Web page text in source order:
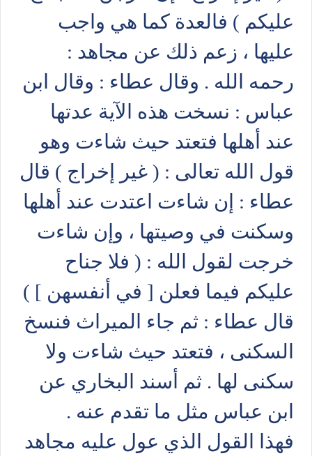
عليكم ) فالعدة كما هي واجب
عليها ، زعم ذلك عن مجاهد :
رحمه الله . وقال عطاء : وقال ابن
عباس : نسخت هذه الآية عدتها
عند أهلها فتعتد حيث شاءت وهو
قول الله تعالى : ( غير إخراج ) قال
عطاء : إن شاءت اعتدت عند أهلها
وسكنت في وصيتها ، وإن شاءت
خرجت لقول الله : ( فلا جناح
عليكم فيما فعلن [ في أنفسهن ] )
قال عطاء : ثم جاء الميراث فنسخ
السكنى ، فتعتد حيث شاءت ولا
سكنى لها . ثم أسند البخاري عن
ابن عباس مثل ما تقدم عنه .
فهذا القول الذي عول عليه مجاهد